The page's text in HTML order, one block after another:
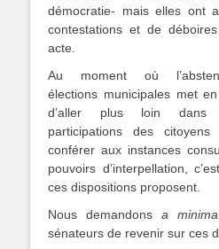
démocratie- mais elles ont
contestations et de
acte.
Au moment où
élections municipales met
d’aller plus loin dans
participations des
conférer aux instances
pouvoirs d’interpellation,
ces dispositions proposent.
Nous demandons a minima
sénateurs de revenir sur ces